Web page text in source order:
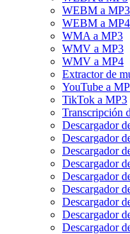
WEBM a MP3
WEBM a MP4
WMA a MP3
WMV a MP3
WMV a MP4
Extractor de
YouTube a
TikTok a MP3
Transcripción
Descargador
Descargador
Descargador
Descargador
Descargador
Descargador
Descargador
Descargador
Descargador